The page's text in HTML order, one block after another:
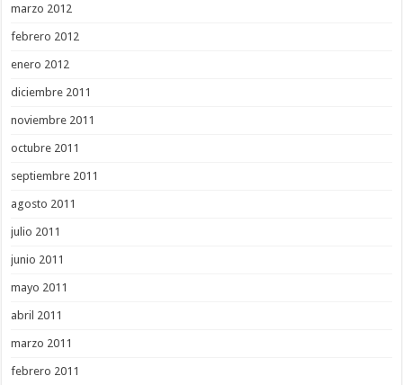
marzo 2012
febrero 2012
enero 2012
diciembre 2011
noviembre 2011
octubre 2011
septiembre 2011
agosto 2011
julio 2011
junio 2011
mayo 2011
abril 2011
marzo 2011
febrero 2011